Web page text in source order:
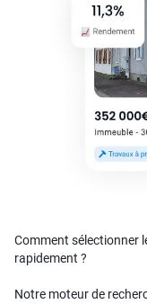
Comment sélectionner
rapidement ?
Notre moteur de